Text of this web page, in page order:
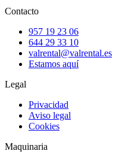
Contacto
957 19 23 06
644 29 33 10
valrental@valrental.es
Estamos aquí
Legal
Privacidad
Aviso legal
Cookies
Maquinaria